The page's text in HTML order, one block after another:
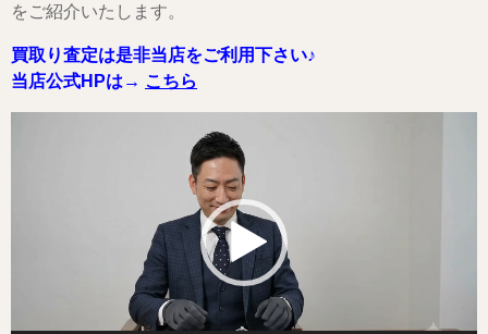
をご紹介いたします。
買取り査定は是非当店をご利用下さい♪
当店公式HPは→ こちら